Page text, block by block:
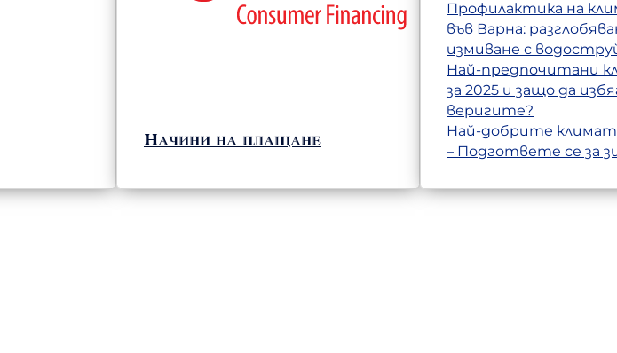
Начини на плащане
Профилактика на
във Варна:
измиване с
Най-предпочитани
за 2025 и защо да
веригите?
Най-добрите
– Подгответе се за